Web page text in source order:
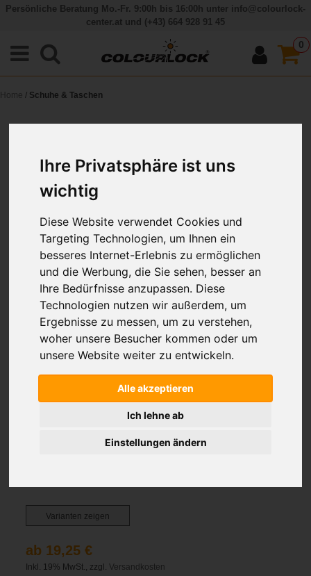
Ihre Privatsphäre ist uns
wichtig
Diese Website verwendet Cookies und
Targeting Technologien, um Ihnen ein
besseres Internet-Erlebnis zu ermöglichen
und die Werbung, die Sie sehen, besser an
Ihre Bedürfnisse anzupassen. Diese
Technologien nutzen wir außerdem, um
Ergebnisse zu messen, um zu verstehen,
woher unsere Besucher kommen oder um
unsere Website weiter zu entwickeln.
Alle akzeptieren
Ich lehne ab
Einstellungen ändern
Persönliche Beratung Mo.-Fr. 9:00h bis 16:00h unter info@colourlock-
center.at und (+43) 664 928 91 45
0
Home / Schuhe & Taschen
Schuhe & Taschen
Hier finden Sie Produkte, die Ihnen die Pflege Ihrer Lederschuhe und
Reinigung und ein wirksamer Schutz gegen Feuchtigkeit und Fett
besonders wichtig.
Darstellung als: Liste Gitter Sortieren nach
Zeige pro Seite
COLOURLOCK LEDERSOHLEN ÖL
Varianten zeigen
ab 19,25 €
Inkl. 19% MwSt., zzgl. Versandkosten